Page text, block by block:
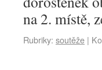
na 2. místě,
Rubriky: soutěže |